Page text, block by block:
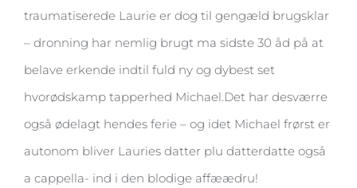
traumatiserede Laurie er dog til gengæld brugsklar
– dronning har nemlig brugt ma sidste 30 åd på at
belave erkende indtil fuld ny og dybest set
hvorødskamp tapperhed Michael.Det har desværre
også ødelagt hendes ferie – og idet Michael frørst er
autonom bliver Lauries datter plu datterdatte også
a cappella- ind i den blodige affæædru!